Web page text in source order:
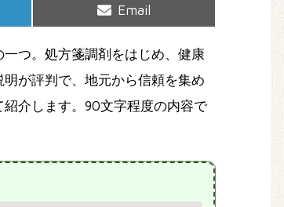
Share
Email
つ。処方箋調剤をはじめ、健康
が評判で、地元から信頼を集め
介します。90文字程度の内容で